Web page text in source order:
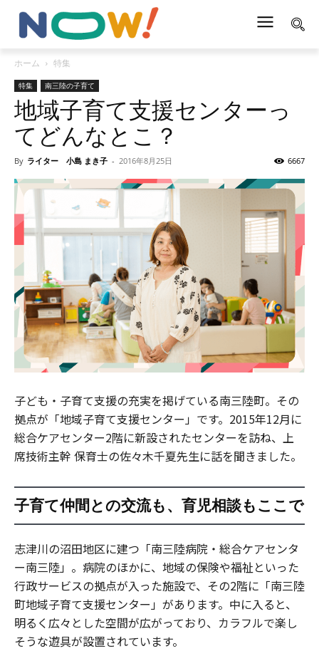
ホーム 特集
特集 南三陸の子育て
地域子育て支援センターっ
てどんなとこ？
By ライター 小島 まき子 - 2016年8月25日 6667
子ども・子育て支援の充実を掲げている南三陸町。その
拠点が「地域子育て支援センター」です。2015年12月に
総合ケアセンター2階に新設されたセンターを訪ね、上
席技術主幹 保育士の佐々木千夏先生に話を聞きました。
子育て仲間との交流も、育児相談もここで
志津川の沼田地区に建つ「南三陸病院・総合ケアセンタ
ー南三陸」。病院のほかに、地域の保険や福祉といった
行政サービスの拠点が入った施設で、その2階に「南三陸
町地域子育て支援センター」があります。中に入ると、
明るく広々とした空間が広がっており、カラフルで楽し
そうな遊具が設置されています。